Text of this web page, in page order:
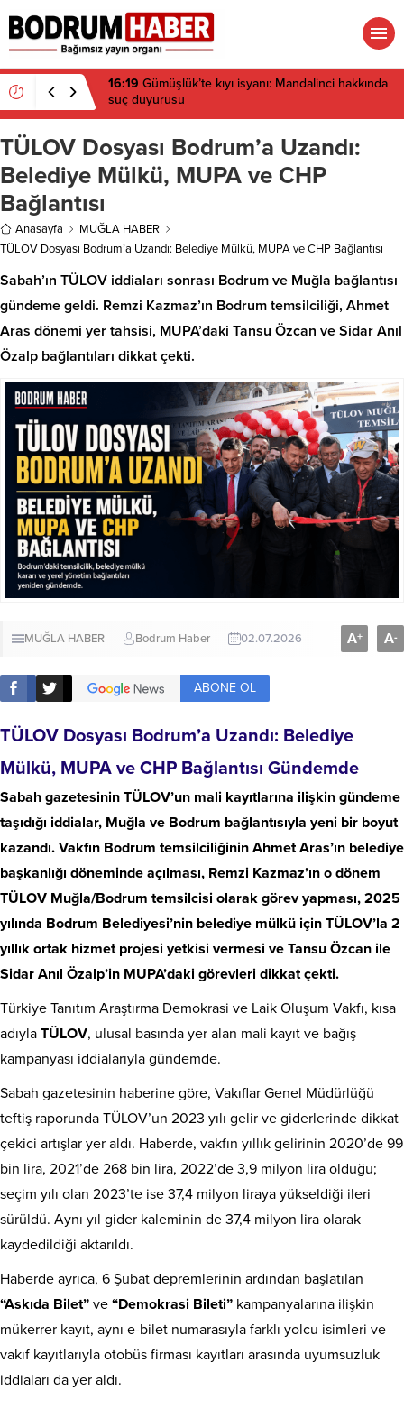
16:19 Gümüşlük’te kıyı isyanı: Mandalinci hakkında
suç duyurusu
TÜLOV Dosyası Bodrum’a Uzandı:
Belediye Mülkü, MUPA ve CHP
Bağlantısı
Anasayfa
MUĞLA HABER
TÜLOV Dosyası Bodrum’a Uzandı: Belediye Mülkü, MUPA ve CHP Bağlantısı
Sabah’ın TÜLOV iddiaları sonrası Bodrum ve Muğla bağlantısı
gündeme geldi. Remzi Kazmaz’ın Bodrum temsilciliği, Ahmet
Aras dönemi yer tahsisi, MUPA’daki Tansu Özcan ve Sidar Anıl
Özalp bağlantıları dikkat çekti.
MUĞLA HABER Bodrum Haber 02.07.2026 A+ A-
ABONE OL
TÜLOV Dosyası Bodrum’a Uzandı: Belediye
Mülkü, MUPA ve CHP Bağlantısı Gündemde
Sabah gazetesinin TÜLOV’un mali kayıtlarına ilişkin gündeme
taşıdığı iddialar, Muğla ve Bodrum bağlantısıyla yeni bir boyut
kazandı. Vakfın Bodrum temsilciliğinin Ahmet Aras’ın belediye
başkanlığı döneminde açılması, Remzi Kazmaz’ın o dönem
TÜLOV Muğla/Bodrum temsilcisi olarak görev yapması, 2025
yılında Bodrum Belediyesi’nin belediye mülkü için TÜLOV’la 2
yıllık ortak hizmet projesi yetkisi vermesi ve Tansu Özcan ile
Sidar Anıl Özalp’in MUPA’daki görevleri dikkat çekti.
Türkiye Tanıtım Araştırma Demokrasi ve Laik Oluşum Vakfı, kısa
adıyla TÜLOV, ulusal basında yer alan mali kayıt ve bağış
kampanyası iddialarıyla gündemde.
Sabah gazetesinin haberine göre, Vakıflar Genel Müdürlüğü
teftiş raporunda TÜLOV’un 2023 yılı gelir ve giderlerinde dikkat
çekici artışlar yer aldı. Haberde, vakfın yıllık gelirinin 2020’de 99
bin lira, 2021’de 268 bin lira, 2022’de 3,9 milyon lira olduğu;
seçim yılı olan 2023’te ise 37,4 milyon liraya yükseldiği ileri
sürüldü. Aynı yıl gider kaleminin de 37,4 milyon lira olarak
kaydedildiği aktarıldı.
Haberde ayrıca, 6 Şubat depremlerinin ardından başlatılan
“Askıda Bilet” ve “Demokrasi Bileti” kampanyalarına ilişkin
mükerrer kayıt, aynı e-bilet numarasıyla farklı yolcu isimleri ve
vakıf kayıtlarıyla otobüs firması kayıtları arasında uyumsuzluk
iddiaları da yer aldı.